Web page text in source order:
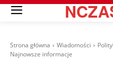
Strona główna Wiadomości
Najnowsze informacje